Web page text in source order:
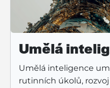
Umělá
Umělá inteligence
rutinních úkolů,